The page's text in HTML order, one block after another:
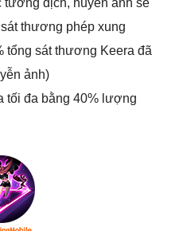
địch, huyễn ảnh sẽ
thương phép xung
tổng sát thương Keera đã
ảnh)
tối đa bằng 40% lượng